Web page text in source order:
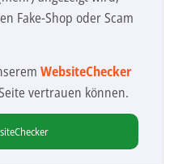
Fake-Shop oder Scam
WebsiteChecker
vertrauen können.